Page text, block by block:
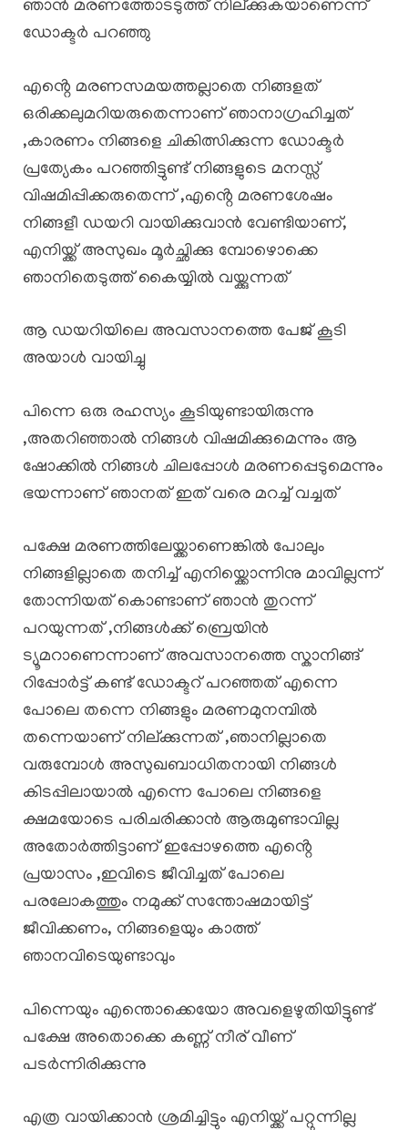
ഞാൻ മരണത്തോടടുത്ത് നില്ക്കുകയാണെന്ന്
ഡോക്ടർ പറഞ്ഞു
എൻ്റെ മരണസമയത്തല്ലാതെ നിങ്ങളത്
ഒരിക്കലുമറിയരുതെന്നാണ് ഞാനാഗ്രഹിച്ചത്
,കാരണം നിങ്ങളെ ചികിത്സിക്കുന്ന ഡോക്ടർ
പ്രത്യേകം പറഞ്ഞിട്ടുണ്ട് നിങ്ങളുടെ മനസ്സ്
വിഷമിപ്പിക്കരുതെന്ന് ,എൻ്റെ മരണശേഷം
നിങ്ങളീ ഡയറി വായിക്കുവാൻ വേണ്ടിയാണ്,
എനിയ്ക്ക് അസുഖം മൂർച്ഛിക്കു മ്പോഴൊക്കെ
ഞാനിതെടുത്ത് കൈയ്യിൽ വയ്ക്കുന്നത്
ആ ഡയറിയിലെ അവസാനത്തെ പേജ് കൂടി
അയാൾ വായിച്ചു
പിന്നെ ഒരു രഹസ്യം കൂടിയുണ്ടായിരുന്നു
,അതറിഞ്ഞാൽ നിങ്ങൾ വിഷമിക്കുമെന്നും ആ
ഷോക്കിൽ നിങ്ങൾ ചിലപ്പോൾ മരണപ്പെടുമെന്നും
ഭയന്നാണ് ഞാനത് ഇത് വരെ മറച്ച് വച്ചത്
പക്ഷേ മരണത്തിലേയ്ക്കാണെങ്കിൽ പോലും
നിങ്ങളില്ലാതെ തനിച്ച് എനിയ്ക്കൊന്നിനു മാവില്ലന്ന്
തോന്നിയത് കൊണ്ടാണ് ഞാൻ തുറന്ന്
പറയുന്നത് ,നിങ്ങൾക്ക് ബ്രെയിൻ
ട്യൂമറാണെന്നാണ് അവസാനത്തെ സ്കാനിങ്ങ്
റിപ്പോർട്ട് കണ്ട് ഡോക്ടറ് പറഞ്ഞത് എന്നെ
പോലെ തന്നെ നിങ്ങളും മരണമുനമ്പിൽ
തന്നെയാണ് നില്ക്കുന്നത് ,ഞാനില്ലാതെ
വരുമ്പോൾ അസുഖബാധിതനായി നിങ്ങൾ
കിടപ്പിലായാൽ എന്നെ പോലെ നിങ്ങളെ
ക്ഷമയോടെ പരിചരിക്കാൻ ആരുമുണ്ടാവില്ല
അതോർത്തിട്ടാണ് ഇപ്പോഴത്തെ എൻ്റെ
പ്രയാസം ,ഇവിടെ ജീവിച്ചത് പോലെ
പരലോകത്തും നമുക്ക് സന്തോഷമായിട്ട്
ജീവിക്കണം, നിങ്ങളെയും കാത്ത്
ഞാനവിടെയുണ്ടാവും
പിന്നെയും എന്തൊക്കെയോ അവളെഴുതിയിട്ടുണ്ട്
പക്ഷേ അതൊക്കെ കണ്ണ് നീര് വീണ്
പടർന്നിരിക്കുന്നു
എത്ര വായിക്കാൻ ശ്രമിച്ചിട്ടും എനിയ്ക്ക് പറ്റുന്നില്ല